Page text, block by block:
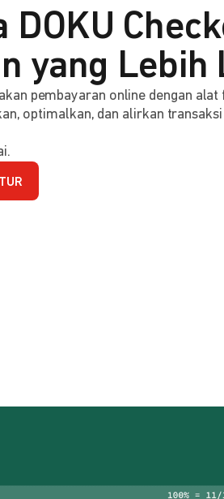
DOKU
yang Lebih
pembayaran online dengan
optimalkan, dan alirkan transaksi